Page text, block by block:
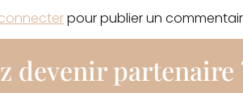
pour publier un
devenir partenaire